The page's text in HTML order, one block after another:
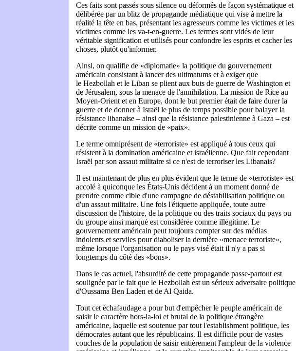
Ces faits sont passés sous silence ou déformés de façon systématique et
délibérée par un blitz de propagande médiatique qui vise à mettre la
réalité la tête en bas, présentant les agresseurs comme les victimes et les
victimes comme les va-t-en-guerre. Les termes sont vidés de leur
véritable signification et utilisés pour confondre les esprits et cacher les
choses, plutôt qu'informer.
Ainsi, on qualifie de «diplomatie» la politique du gouvernement
américain consistant à lancer des ultimatums et à exiger que
le Hezbollah et le Liban se plient aux buts de guerre de Washington et
de Jérusalem, sous la menace de l'annihilation. La mission de Rice au
Moyen-Orient et en Europe, dont le but premier était de faire durer la
guerre et de donner à Israël le plus de temps possible pour balayer la
résistance libanaise – ainsi que la résistance palestinienne à Gaza – est
décrite comme un mission de «paix».
Le terme omniprésent de «terroriste» est appliqué à tous ceux qui
résistent à la domination américaine et israélienne. Que fait cependant
Israël par son assaut militaire si ce n'est de terroriser les Libanais?
Il est maintenant de plus en plus évident que le terme de «terroriste» est
accolé à quiconque les États-Unis décident à un moment donné de
prendre comme cible d'une campagne de déstabilisation politique ou
d'un assaut militaire. Une fois l'étiquette appliquée, toute autre
discussion de l'histoire, de la politique ou des traits sociaux du pays ou
du groupe ainsi marqué est considérée comme illégitime. Le
gouvernement américain peut toujours compter sur des médias
indolents et serviles pour diaboliser la dernière «menace terroriste»,
même lorsque l'organisation ou le pays visé était il n'y a pas si
longtemps du côté des «bons».
Dans le cas actuel, l'absurdité de cette propagande passe-partout est
soulignée par le fait que le Hezbollah est un sérieux adversaire politique
d'Oussama Ben Laden et de Al Qaida.
Tout cet échafaudage a pour but d'empêcher le peuple américain de
saisir le caractère hors-la-loi et brutal de la politique étrangère
américaine, laquelle est soutenue par tout l'establishment politique, les
démocrates autant que les républicains. Il est difficile pour de vastes
couches de la population de saisir entièrement l'ampleur de la violence